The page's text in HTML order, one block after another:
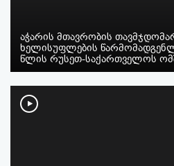
აჭარის მთავრობის
ხელისუფლების
წლის რუსეთ-საქართველოს